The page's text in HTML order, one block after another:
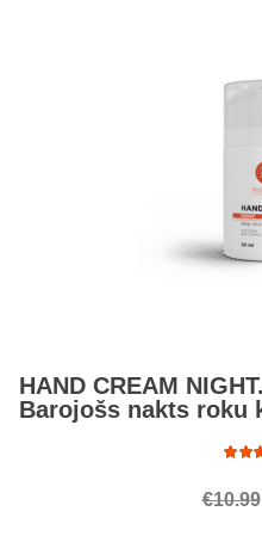
HAND CREAM
Barojošs nakts roku
4.86
€10.99